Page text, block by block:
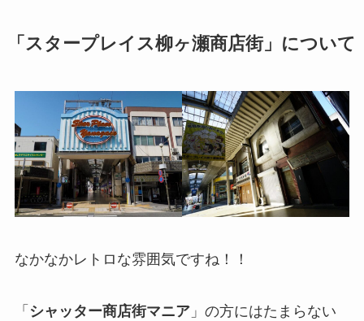
「 スタープレイス柳ヶ瀬商店街」について
なかなかレトロな雰囲気ですね！！
「 シャッター商店街マニア」の方にはたまらない